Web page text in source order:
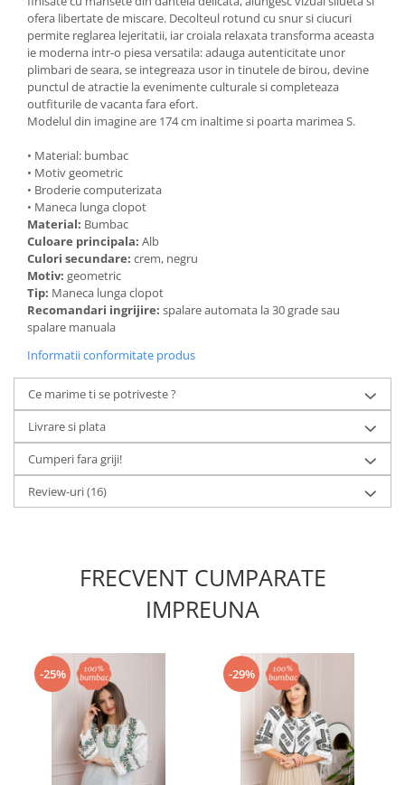
ofera libertate de miscare. Decolteul rotund cu snur si ciucuri
permite reglarea lejeritatii, iar croiala relaxata transforma aceasta
ie moderna intr-o piesa versatila: adauga autenticitate unor
plimbari de seara, se integreaza usor in tinutele de birou, devine
punctul de atractie la evenimente culturale si completeaza
outfiturile de vacanta fara efort.
Modelul din imagine are 174 cm inaltime si poarta marimea S.
• Material: bumbac
• Motiv geometric
• Broderie computerizata
• Maneca lunga clopot
Material: Bumbac
Culoare principala: Alb
Culori secundare: crem, negru
Motiv: geometric
Tip: Maneca lunga clopot
Recomandari ingrijire: spalare automata la 30 grade sau
spalare manuala
Informatii conformitate produs
Ce marime ti se potriveste ?
Livrare si plata
Cumperi fara griji!
Review-uri(16)
FRECVENT CUMPARATE
IMPREUNA
-25% -29%